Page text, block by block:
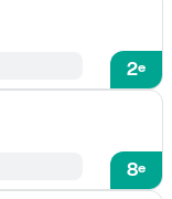
2e
8e